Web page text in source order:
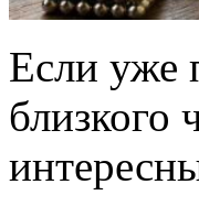
Если уже
близкого